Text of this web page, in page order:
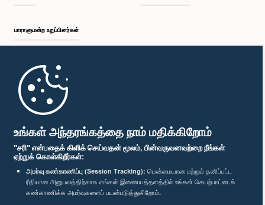
உங்கள் அந்தரங்கத்தை நாம் மதிக்கிறோம்
"சரி" என்பதைக் கிளிக் செய்வதன் மூலம், பின்வருவனவற்றை நீங்கள்
ஏற்றுக் கொள்கிறீர்கள்:
அமர்வு கண்காணிப்பு (Session Tracking): மென்மையான மற்றும் தனிப்பட்ட
ரீதியான அனுபவத்திற்காக எங்கள் இணையத்தளத்தில் உங்கள் செயற்பாட்டைக்
கண்காணிக்க அமர்வுகளைப் பயன்படுத்துகிறோம்.
பாராளுமன்ற உறுப்பினர்கள்
முதற்பக்கம்
பாராளுமன்ற கையடக்க செயலி
எம்மை பின்தொடர்க :